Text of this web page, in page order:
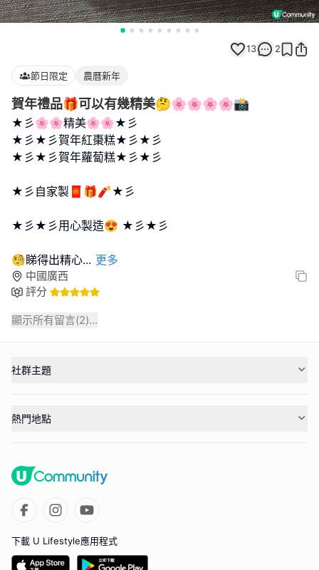
13 2
節日限定 農曆新年
賀年禮品🎁可以有幾精美🤔🌸🌸🌸🌸📸
★彡🌸🌸精美🌸🌸★彡
★彡★彡賀年紅棗糕★彡★彡
★彡★彡賀年蘿蔔糕★彡★彡
★彡自家製🧧🎁🧨★彡
★彡★彡用心製造😍 ★彡★彡
🧐睇得出精心... 更多
中國廣西
評分
顯示所有留言(2)...
社群主題
熱門地點
下載 U Lifestyle應用程式